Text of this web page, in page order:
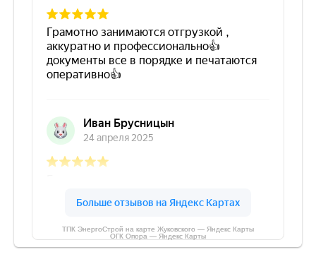
ТПК ЭнергоСтрой на карте Жуковского — Яндекс Карты
ОГК Опора — Яндекс Карты